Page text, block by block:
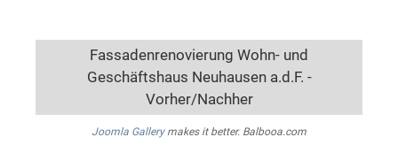
Fassadenrenovierung Wohn- und
Geschäftshaus Neuhausen a.d.F. -
Vorher/Nachher
Joomla Gallerymakes it better. Balbooa.com